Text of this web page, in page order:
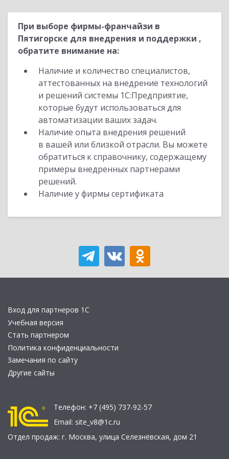
При выборе фирмы-франчайзи в
Пятигорске для внедрения и поддержки ,
обратите внимание на:
Наличие и количество специалистов,
аттестованных на внедрение технологий
и решений системы 1С:Предприятие,
которые будут использоваться для
автоматизации ваших задач.
Наличие опыта внедрения решений
в вашей или близкой отрасли. Вы можете
обратиться к справочнику, содержащему
примеры внедренных партнерами
решений.
Наличие у фирмы сертификата
Вход для партнеров 1С
Учебная версия
Стать партнером
Политика конфиденциальности
Замечания по сайту
Другие сайты
Телефон: +7 (495) 737-92-57
Email: site_v8@1c.ru
Отдел продаж: г. Москва, улица Селезнёвская, дом 21